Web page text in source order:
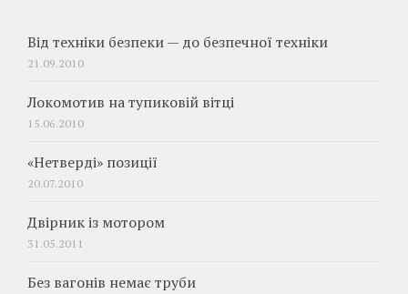
Від техніки безпеки — до безпечної техніки
21.09.2010
Локомотив на тупиковій вітці
15.06.2010
«Нетверді» позиції
20.07.2010
Двірник із мотором
31.05.2011
Без вагонів немає труби